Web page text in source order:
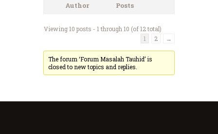
Author Posts
Viewing 10 posts - 1 through 10 (of 12 total)
1
2 →
The forum ‘Forum Masalah Tauhid’ is
closed to new topics and replies.